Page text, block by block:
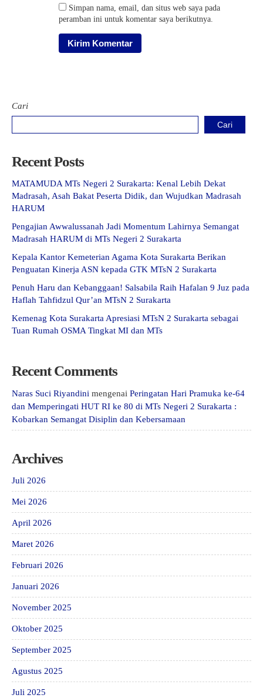
Simpan nama, email, dan situs web saya pada
peramban ini untuk komentar saya berikutnya.
Cari
Cari
Recent Posts
MATAMUDA MTs Negeri 2 Surakarta: Kenal Lebih Dekat
Madrasah, Asah Bakat Peserta Didik, dan Wujudkan Madrasah
HARUM
Pengajian Awwalussanah Jadi Momentum Lahirnya Semangat
Madrasah HARUM di MTs Negeri 2 Surakarta
Kepala Kantor Kemeterian Agama Kota Surakarta Berikan
Penguatan Kinerja ASN kepada GTK MTsN 2 Surakarta
Penuh Haru dan Kebanggaan! Salsabila Raih Hafalan 9 Juz pada
Haflah Tahfidzul Qur’an MTsN 2 Surakarta
Kemenag Kota Surakarta Apresiasi MTsN 2 Surakarta sebagai
Tuan Rumah OSMA Tingkat MI dan MTs
Recent Comments
Naras Suci Riyandini mengenai Peringatan Hari Pramuka ke-64
dan Memperingati HUT RI ke 80 di MTs Negeri 2 Surakarta :
Kobarkan Semangat Disiplin dan Kebersamaan
Archives
Juli 2026
Mei 2026
April 2026
Maret 2026
Februari 2026
Januari 2026
November 2025
Oktober 2025
September 2025
Agustus 2025
Juli 2025